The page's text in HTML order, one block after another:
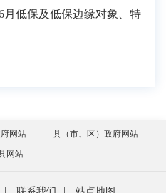
月低保及低保边缘对象、特
网站
县（市、区）政府网站
网站